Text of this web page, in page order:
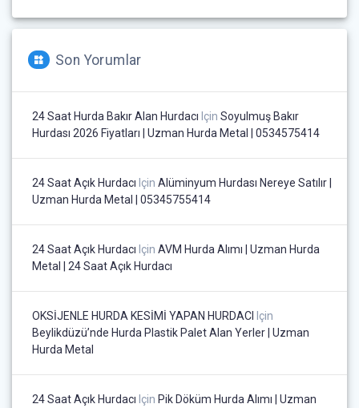
Son Yorumlar
24 Saat Hurda Bakır Alan Hurdacı Için Soyulmuş Bakır
Hurdası 2026 Fiyatları | Uzman Hurda Metal | 0534575414
24 Saat Açık Hurdacı Için Alüminyum Hurdası Nereye Satılır |
Uzman Hurda Metal | 05345755414
24 Saat Açık Hurdacı Için AVM Hurda Alımı | Uzman Hurda
Metal | 24 Saat Açık Hurdacı
OKSİJENLE HURDA KESİMİ YAPAN HURDACI Için
Beylikdüzü’nde Hurda Plastik Palet Alan Yerler | Uzman
Hurda Metal
24 Saat Açık Hurdacı Için Pik Döküm Hurda Alımı | Uzman